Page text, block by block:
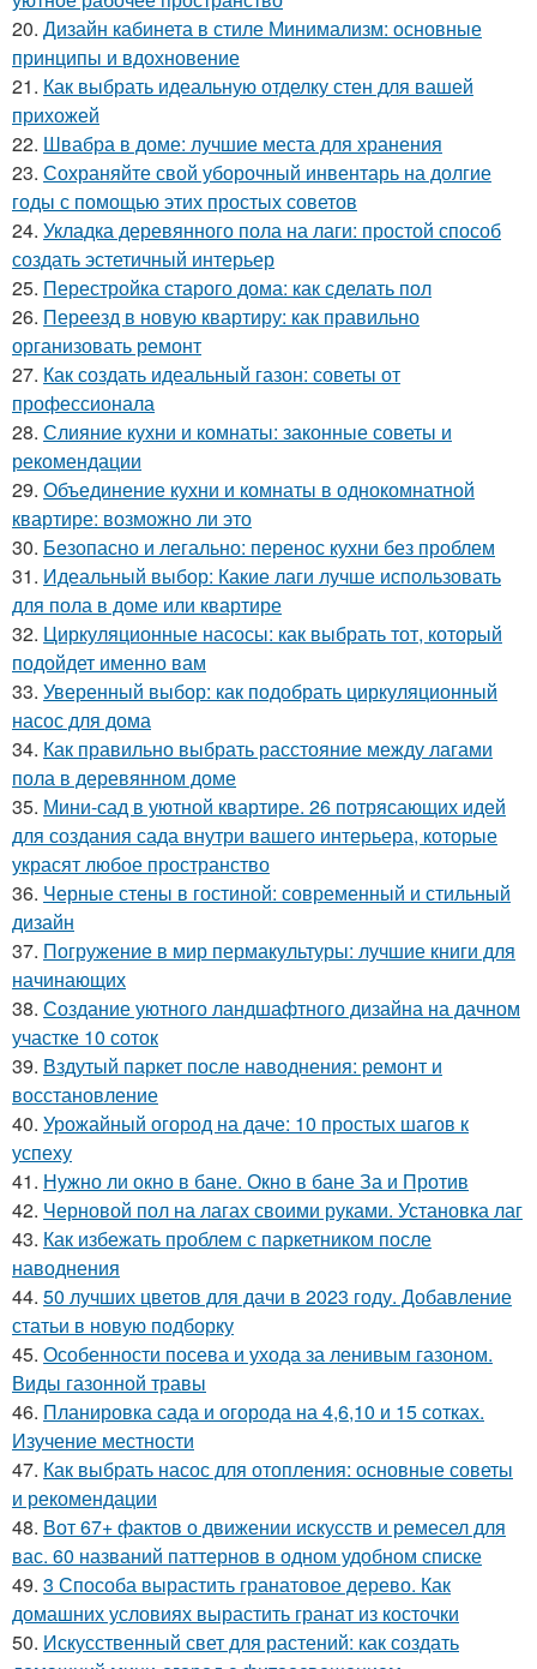
20. Дизайн кабинета в стиле Минимализм: основные
принципы и вдохновение
21. Как выбрать идеальную отделку стен для вашей
прихожей
22. Швабра в доме: лучшие места для хранения
23. Сохраняйте свой уборочный инвентарь на долгие
годы с помощью этих простых советов
24. Укладка деревянного пола на лаги: простой способ
создать эстетичный интерьер
25. Перестройка старого дома: как сделать пол
26. Переезд в новую квартиру: как правильно
организовать ремонт
27. Как создать идеальный газон: советы от
профессионала
28. Слияние кухни и комнаты: законные советы и
рекомендации
29. Объединение кухни и комнаты в однокомнатной
квартире: возможно ли это
30. Безопасно и легально: перенос кухни без проблем
31. Идеальный выбор: Какие лаги лучше использовать
для пола в доме или квартире
32. Циркуляционные насосы: как выбрать тот, который
подойдет именно вам
33. Уверенный выбор: как подобрать циркуляционный
насос для дома
34. Как правильно выбрать расстояние между лагами
пола в деревянном доме
35. Мини-сад в уютной квартире. 26 потрясающих идей
для создания сада внутри вашего интерьера, которые
украсят любое пространство
36. Черные стены в гостиной: современный и стильный
дизайн
37. Погружение в мир пермакультуры: лучшие книги для
начинающих
38. Создание уютного ландшафтного дизайна на дачном
участке 10 соток
39. Вздутый паркет после наводнения: ремонт и
восстановление
40. Урожайный огород на даче: 10 простых шагов к
успеху
41. Нужно ли окно в бане. Окно в бане За и Против
42. Черновой пол на лагах своими руками. Установка лаг
43. Как избежать проблем с паркетником после
наводнения
44. 50 лучших цветов для дачи в 2023 году. Добавление
статьи в новую подборку
45. Особенности посева и ухода за ленивым газоном.
Виды газонной травы
46. Планировка сада и огорода на 4,6,10 и 15 сотках.
Изучение местности
47. Как выбрать насос для отопления: основные советы
и рекомендации
48. Вот 67+ фактов о движении искусств и ремесел для
вас. 60 названий паттернов в одном удобном списке
49. 3 Способа вырастить гранатовое дерево. Как
домашних условиях вырастить гранат из косточки
50. Искусственный свет для растений: как создать